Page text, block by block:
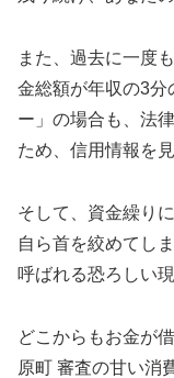
また、過去に一度
金総額が年収の3分
ー」の場合も、法
ため、信用情報を
そして、資金繰り
自ら首を絞めてし
呼ばれる恐ろしい現
どこからもお金が
原町 審査の甘い消